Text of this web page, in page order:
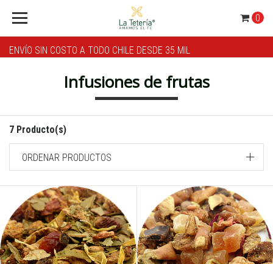
ENVÍO SIN COSTO A TODO CHILE DESDE 35 MIL
0
Infusiones de frutas
7 Producto(s)
ORDENAR PRODUCTOS